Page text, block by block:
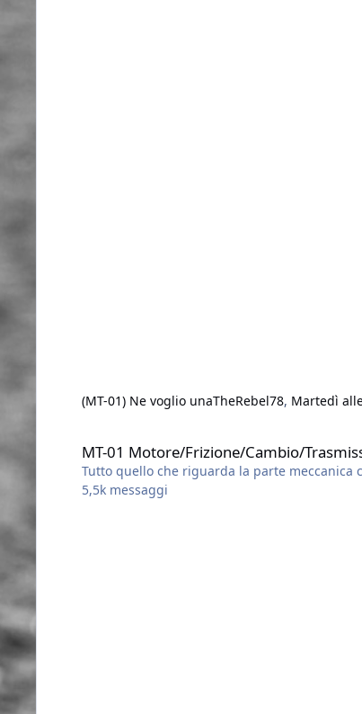
(MT-01) Ne voglio unaTheRebel78, Martedì
MT-01 Motore/Frizione/Cambio/
Tutto quello che riguarda la parte meccanica
5,5k messaggi